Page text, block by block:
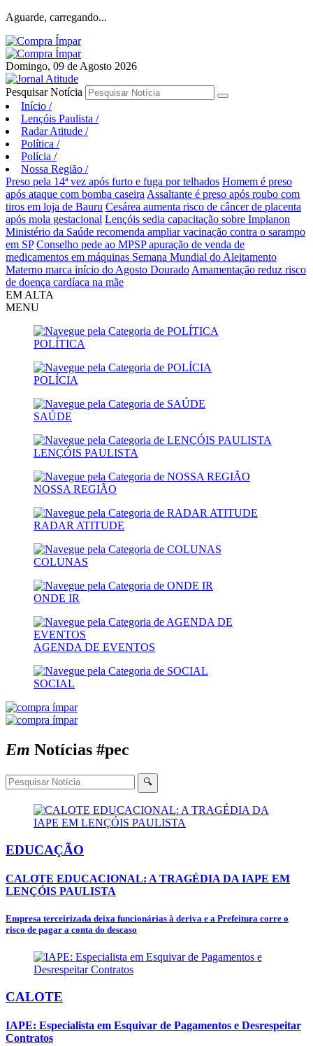
Aguarde, carregando...
Domingo, 09 de Agosto 2026
Pesquisar Notícia
Início /
Lençóis Paulista /
Radar Atitude /
Política /
Polícia /
Nossa Região /
Preso pela 14ª vez após furto e fuga por telhados Homem é preso
após ataque com bomba caseira Assaltante é preso após roubo com
tiros em loja de Bauru Cesárea aumenta risco de câncer de placenta
após mola gestacional Lençóis sedia capacitação sobre Implanon
Ministério da Saúde recomenda ampliar vacinação contra o sarampo
em SP Conselho pede ao MPSP apuração de venda de
medicamentos em máquinas Semana Mundial do Aleitamento
Materno marca início do Agosto Dourado Amamentação reduz risco
de doença cardíaca na mãe
EM ALTA
MENU
POLÍTICA
POLÍCIA
SAÚDE
LENÇÓIS PAULISTA
NOSSA REGIÃO
RADAR ATITUDE
COLUNAS
ONDE IR
AGENDA DE EVENTOS
SOCIAL
Em Notícias #pec
🔍
EDUCAÇÃO
CALOTE EDUCACIONAL: A TRAGÉDIA DA IAPE EM
LENÇÓIS PAULISTA
Empresa terceirizada deixa funcionárias à deriva e a Prefeitura corre o
risco de pagar a conta do descaso
CALOTE
IAPE: Especialista em Esquivar de Pagamentos e Desrespeitar
Contratos